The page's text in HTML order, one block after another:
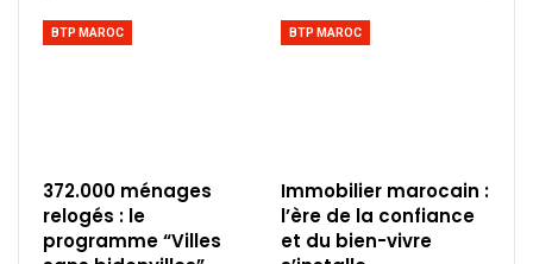
BTP MAROC
372.000 ménages
relogés : le
programme “Villes
BTP MAROC
Immobilier marocain :
l’ère de la confiance
et du bien-vivre